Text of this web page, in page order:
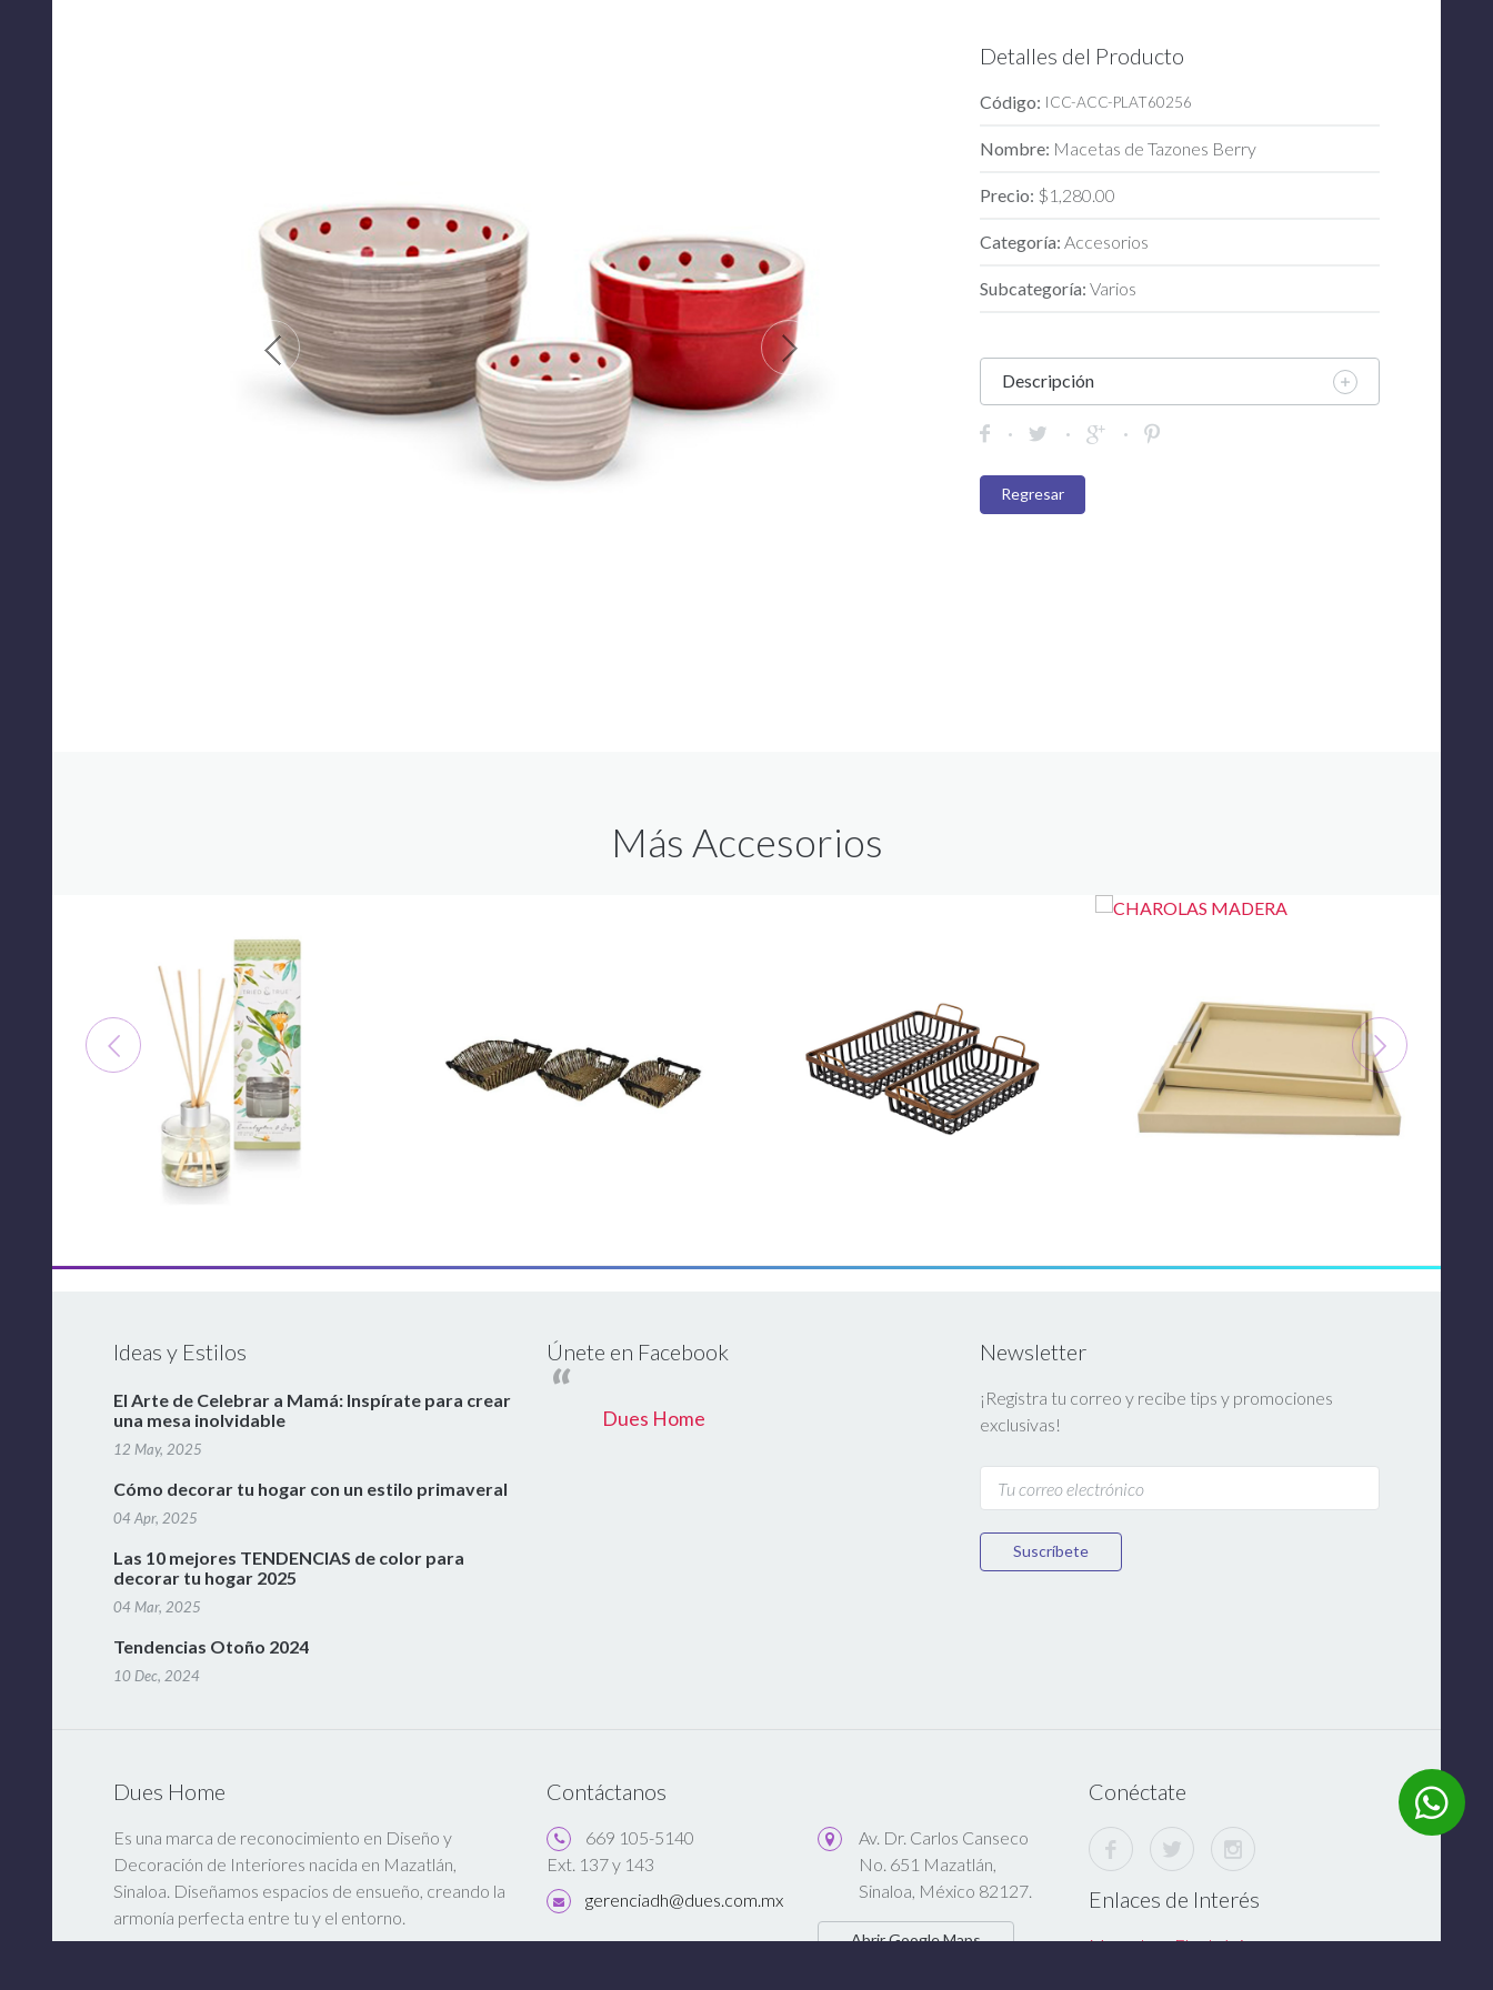
Detalles del Producto
Código: ICC-ACC-PLAT60256
Nombre: Macetas de Tazones Berry
Precio: $1,280.00
Categoría: Accesorios
Subcategoría: Varios
Descripción
Regresar
Más Accesorios
Ideas y Estilos
El Arte de Celebrar a Mamá: Inspírate para crear
una mesa inolvidable
12 May, 2025
Cómo decorar tu hogar con un estilo primaveral
04 Apr, 2025
Las 10 mejores TENDENCIAS de color para
decorar tu hogar 2025
04 Mar, 2025
Tendencias Otoño 2024
10 Dec, 2024
Únete en Facebook
Dues Home
Newsletter
¡Registra tu correo y recibe tips y promociones
exclusivas!
Suscríbete
Dues Home
Es una marca de reconocimiento en Diseño y
Decoración de Interiores nacida en Mazatlán,
Sinaloa. Diseñamos espacios de ensueño, creando la
armonía perfecta entre tu y el entorno.
Contáctanos
669 105-5140
Ext. 137 y 143
gerenciadh@dues.com.mx
Av. Dr. Carlos Canseco
No. 651 Mazatlán,
Sinaloa, México 82127.
Abrir Google Maps
Conéctate
Enlaces de Interés
Monedero Electrónico